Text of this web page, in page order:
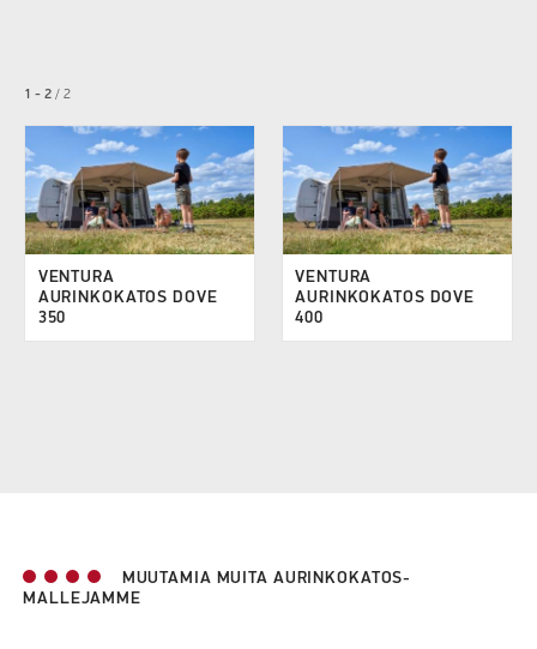
1 - 2/ 2
VENTURA
AURINKOKATOS DOVE
350
VENTURA
AURINKOKATOS DOVE
400
MUUTAMIA MUITA AURINKOKATOS-
MALLEJAMME